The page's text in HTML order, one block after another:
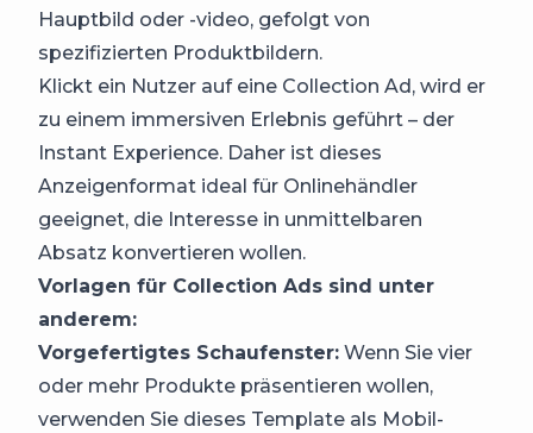
Hauptbild oder -video, gefolgt von
spezifizierten Produktbildern.
Klickt ein Nutzer auf eine Collection Ad, wird er
zu einem immersiven Erlebnis geführt – der
Instant Experience. Daher ist dieses
Anzeigenformat ideal für Onlinehändler
geeignet, die Interesse in unmittelbaren
Absatz konvertieren wollen.
Vorlagen für Collection Ads sind unter
anderem:
Vorgefertigtes Schaufenster: Wenn Sie vier
oder mehr Produkte präsentieren wollen,
verwenden Sie dieses Template als Mobil-